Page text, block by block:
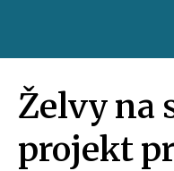
Želvy na
projekt